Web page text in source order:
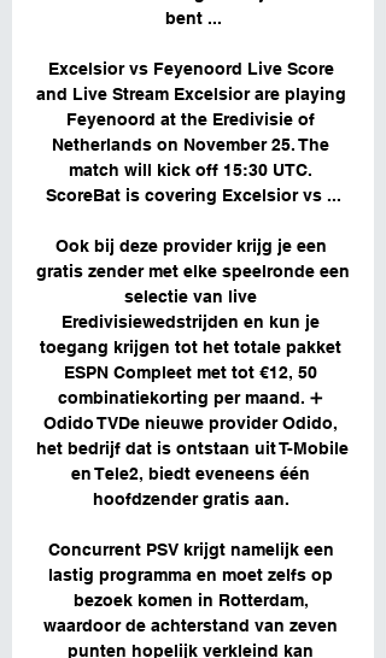
bent ...
Excelsior vs Feyenoord Live Score
and Live Stream Excelsior are playing
Feyenoord at the Eredivisie of
Netherlands on November 25. The
match will kick off 15:30 UTC.
ScoreBat is covering Excelsior vs ...
Ook bij deze provider krijg je een
gratis zender met elke speelronde een
selectie van live
Eredivisiewedstrijden en kun je
toegang krijgen tot het totale pakket
ESPN Compleet met tot €12, 50
combinatiekorting per maand. ➕
Odido TVDe nieuwe provider Odido,
het bedrijf dat is ontstaan uit T-Mobile
en Tele2, biedt eveneens één
hoofdzender gratis aan.
Concurrent PSV krijgt namelijk een
lastig programma en moet zelfs op
bezoek komen in Rotterdam,
waardoor de achterstand van zeven
punten hopelijk verkleind kan